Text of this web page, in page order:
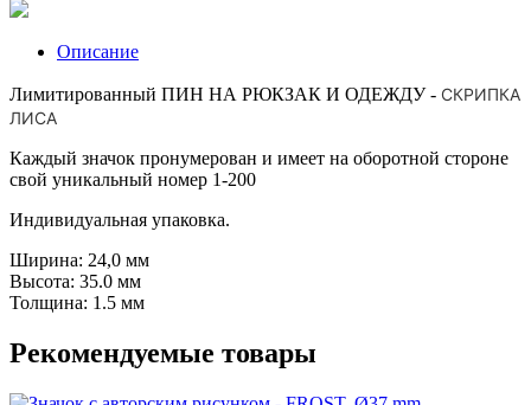
Описание
Лимитированный ПИН НА РЮКЗАК И ОДЕЖДУ - СКРИПКА
ЛИСА
Каждый значок пронумерован и имеет на оборотной стороне
свой уникальный номер 1-200
Индивидуальная упаковка.
Ширина: 24,0 мм
Высота: 35.0 мм
Толщина: 1.5 мм
Рекомендуемые товары